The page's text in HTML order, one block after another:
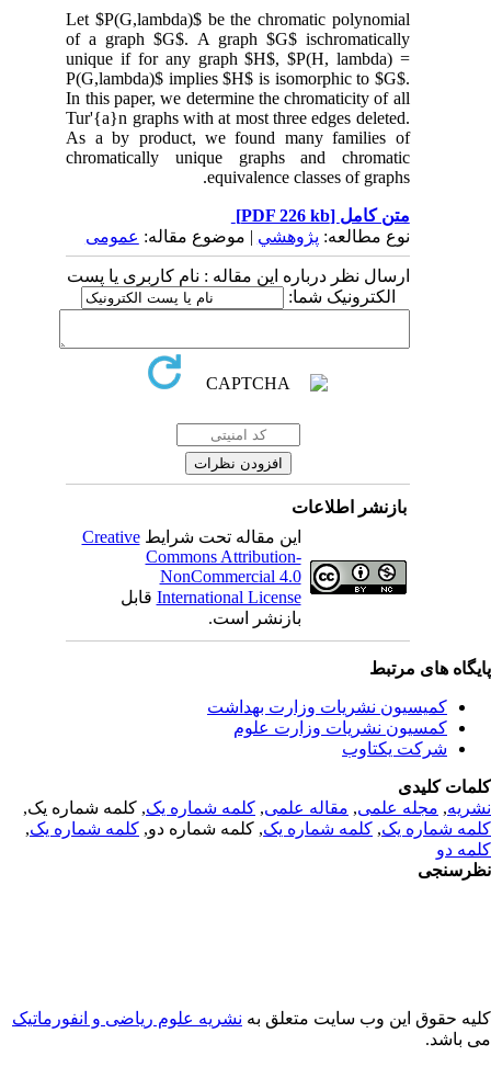
Let $P(G,lambda)$ be the chromatic polynomial
of a graph $G$. A graph $G$ ischromatically
unique if for any graph $H$, $P(H, lambda) =
P(G,lambda)$ implies $H$ is isomorphic to $G$.
In this paper, we determine the chromaticity of all
Tur'{a}n graphs with at most three edges deleted.
As a by product, we found many families of
chromatically unique graphs and chromatic
equivalence classes of graphs.
متن کامل[PDF 226 kb]
نوع مطالعه:پژوهشي| موضوع مقاله:عمومى
ارسال نظر درباره این مقاله : نام کاربری یا پست
الکترونیک شما:
بازنشر اطلاعات
این مقاله تحت شرایطCreative
Commons Attribution-
NonCommercial 4.0
International Licenseقابل
بازنشر است.
های مرتبط
کمیسیون نشریات وزارت بهداشت
کمسیون نشریات وزارت علوم
شرکت یکتاوب
کلیدی
,مجله علمی, مقاله علمی, کلمه شماره یک, کلمه شماره یک,
شماره یک,کلمه شماره یک, کلمه شماره دو,کلمه شماره یک,
دو
حقوق این وب سایت متعلق بهنشریه علوم ریاضی و انفورماتیک
باشد.